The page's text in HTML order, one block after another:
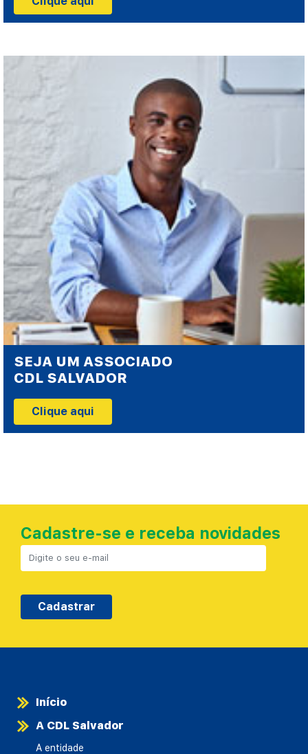
SEJA UM ASSOCIADO
CDL SALVADOR
Clique aqui
Cadastre-se e receba novidades
Cadastrar
Início
A CDL Salvador
A entidade